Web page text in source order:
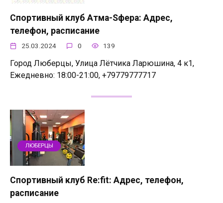
Спортивный клуб Атма-Sфера: Адрес,
телефон, расписание
25.03.2024 0 139
Город Люберцы, Улица Лётчика Ларюшина, 4 к1,
Ежедневно: 18:00-21:00, +79779777717
ЛЮБЕРЦЫ
Спортивный клуб Re:fit: Адрес, телефон,
расписание